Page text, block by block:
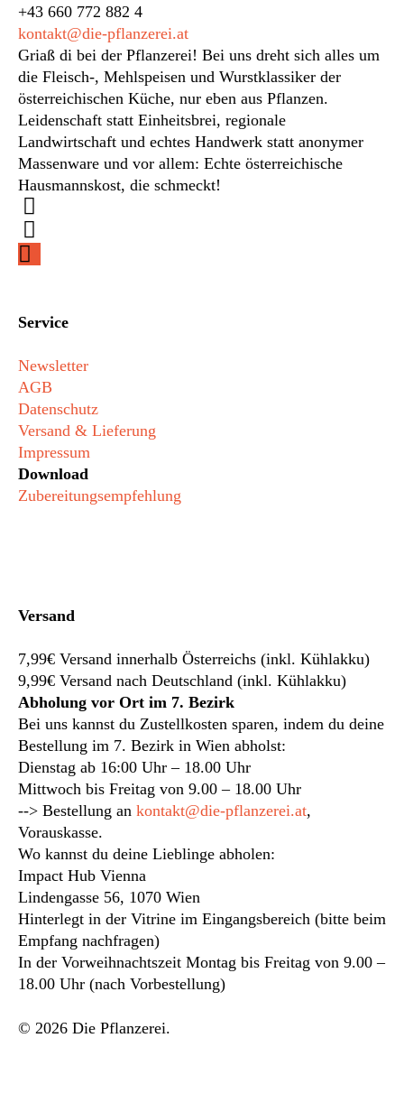
+43 660 772 882 4
kontakt@die-pflanzerei.at
Griaß di bei der Pflanzerei! Bei uns dreht sich alles um
die Fleisch-, Mehlspeisen und Wurstklassiker der
österreichischen Küche, nur eben aus Pflanzen.
Leidenschaft statt Einheitsbrei, regionale
Landwirtschaft und echtes Handwerk statt anonymer
Massenware und vor allem: Echte österreichische
Hausmannskost, die schmeckt!
Service
Newsletter
AGB
Datenschutz
Versand & Lieferung
Impressum
Download
Zubereitungsempfehlung
Versand
7,99€ Versand innerhalb Österreichs (inkl. Kühlakku)
9,99€ Versand nach Deutschland (inkl. Kühlakku)
Abholung vor Ort im 7. Bezirk
Bei uns kannst du Zustellkosten sparen, indem du deine
Bestellung im 7. Bezirk in Wien abholst:
Dienstag ab 16:00 Uhr – 18.00 Uhr
Mittwoch bis Freitag von 9.00 – 18.00 Uhr
--> Bestellung an kontakt@die-pflanzerei.at,
Vorauskasse.
Wo kannst du deine Lieblinge abholen:
Impact Hub Vienna
Lindengasse 56, 1070 Wien
Hinterlegt in der Vitrine im Eingangsbereich (bitte beim
Empfang nachfragen)
In der Vorweihnachtszeit Montag bis Freitag von 9.00 –
18.00 Uhr (nach Vorbestellung)
© 2026 Die Pflanzerei.